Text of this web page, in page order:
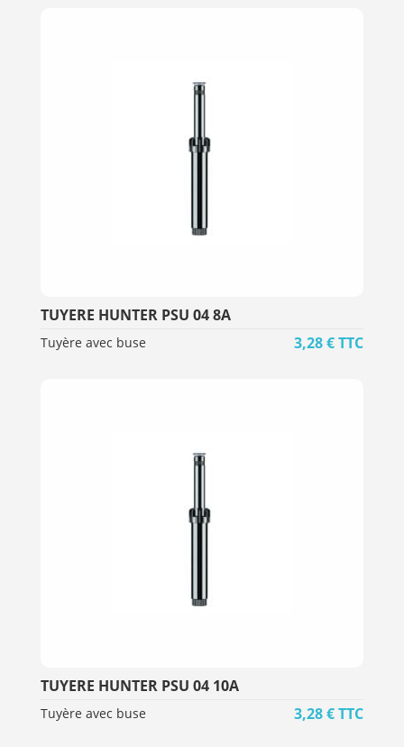
TUYERE HUNTER PSU 04 8A
Tuyère avec buse 3,28€TTC
TUYERE HUNTER PSU 04 10A
Tuyère avec buse 3,28€TTC